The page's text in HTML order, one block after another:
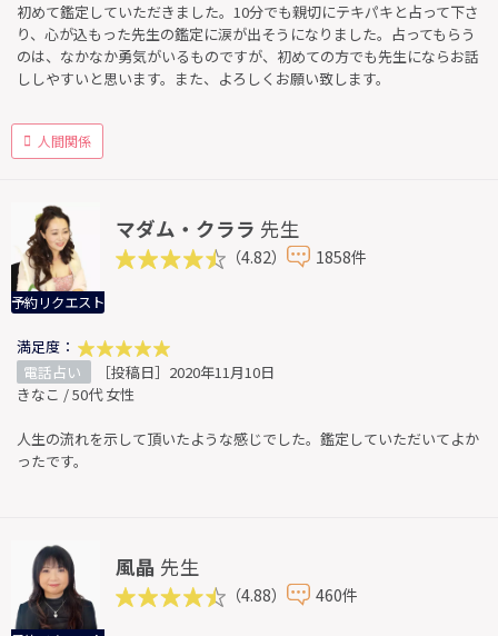
初めて鑑定していただきました。10分でも親切にテキパキと占って下さ
り、心が込もった先生の鑑定に涙が出そうになりました。占ってもらう
のは、なかなか勇気がいるものですが、初めての方でも先生にならお話
ししやすいと思います。また、よろしくお願い致します。
人間関係
予約リクエスト
マダム・クララ 先生
（4.82） 1858件
満足度：
電話占い
［投稿日］2020年11月10日
きなこ / 50代 女性
人生の流れを示して頂いたような感じでした。鑑定していただいてよか
ったです。
風晶 先生
（4.88） 460件